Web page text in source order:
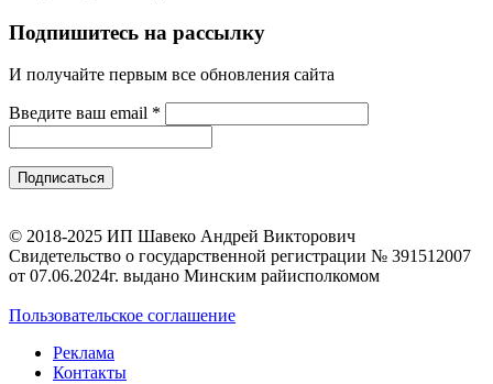
Подпишитесь на рассылку
И получайте первым все обновления сайта
Введите ваш email *
© 2018-2025 ИП Шавеко Андрей Викторович
Свидетельство о государственной регистрации № 391512007
от 07.06.2024г. выдано Минским райисполкомом
Пользовательское соглашение
Реклама
Контакты